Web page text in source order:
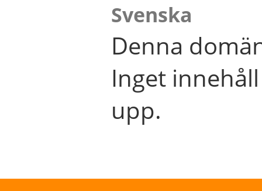
Svenska
Denna
Inget
upp.